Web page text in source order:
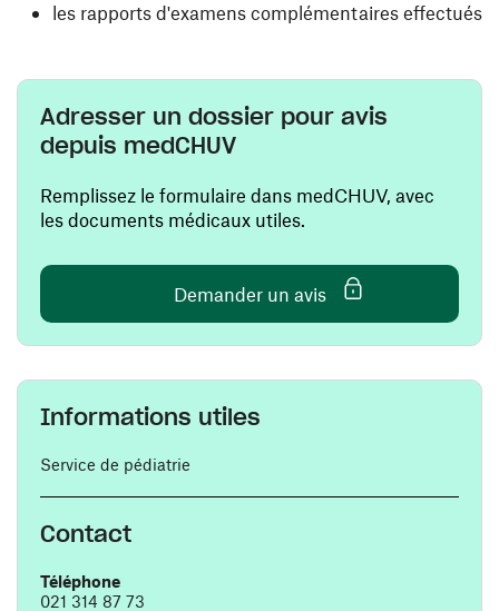
les rapports d'examens complémentaires effectués
Adresser un dossier pour avis
depuis medCHUV
Remplissez le formulaire dans medCHUV, avec
les documents médicaux utiles.
Demander un avis(ouvre une nouvelle
Informations utiles
Service de pédiatrie
Contact
Téléphone
021 314 87 73